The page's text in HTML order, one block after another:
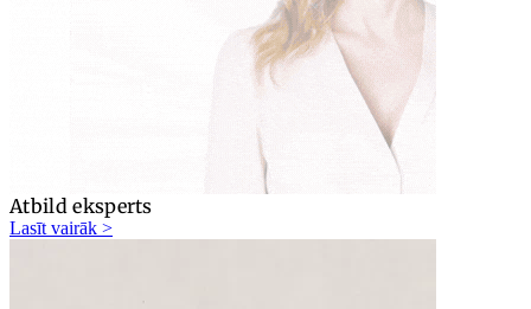
Atbild eksperts
Lasīt vairāk >